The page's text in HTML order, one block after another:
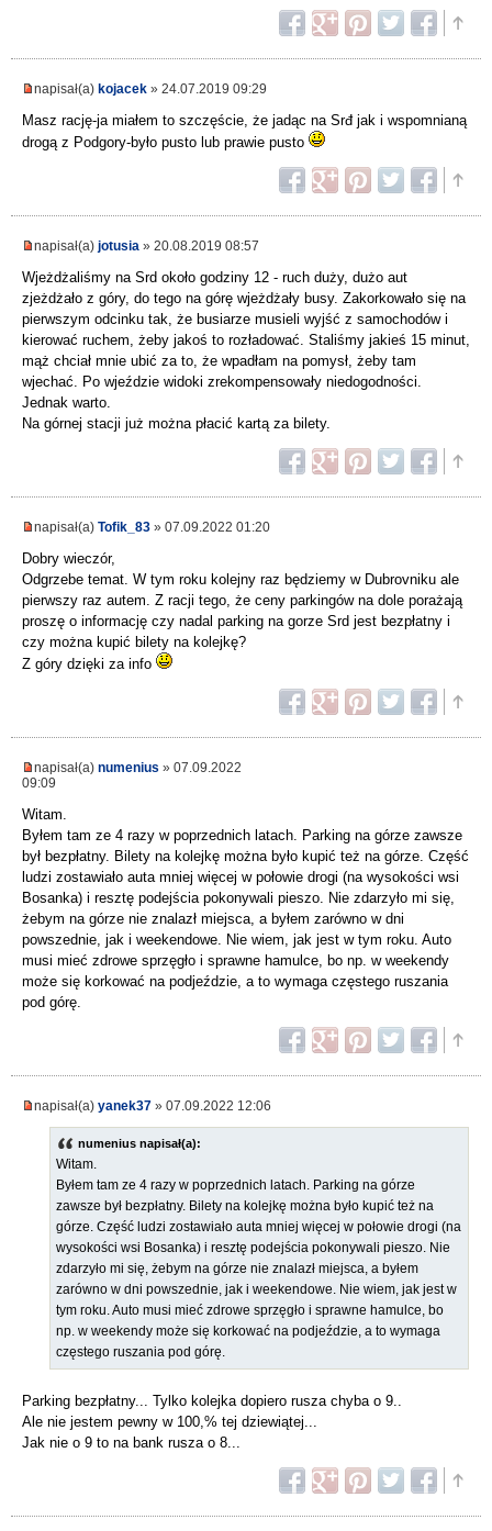
napisał(a) kojacek » 24.07.2019 09:29
Masz rację-ja miałem to szczęście, że jadąc na Srđ jak i wspomnianą
drogą z Podgory-było pusto lub prawie pusto
napisał(a) jotusia » 20.08.2019 08:57
Wjeżdżaliśmy na Srd około godziny 12 - ruch duży, dużo aut
zjeżdżało z góry, do tego na górę wjeżdżały busy. Zakorkowało się na
pierwszym odcinku tak, że busiarze musieli wyjść z samochodów i
kierować ruchem, żeby jakoś to rozładować. Staliśmy jakieś 15 minut,
mąż chciał mnie ubić za to, że wpadłam na pomysł, żeby tam
wjechać. Po wjeździe widoki zrekompensowały niedogodności.
Jednak warto.
Na górnej stacji już można płacić kartą za bilety.
napisał(a) Tofik_83 » 07.09.2022 01:20
Dobry wieczór,
Odgrzebe temat. W tym roku kolejny raz będziemy w Dubrovniku ale
pierwszy raz autem. Z racji tego, że ceny parkingów na dole porażają
proszę o informację czy nadal parking na gorze Srd jest bezpłatny i
czy można kupić bilety na kolejkę?
Z góry dzięki za info
napisał(a) numenius » 07.09.2022
09:09
Witam.
Byłem tam ze 4 razy w poprzednich latach. Parking na górze zawsze
był bezpłatny. Bilety na kolejkę można było kupić też na górze. Część
ludzi zostawiało auta mniej więcej w połowie drogi (na wysokości wsi
Bosanka) i resztę podejścia pokonywali pieszo. Nie zdarzyło mi się,
żebym na górze nie znalazł miejsca, a byłem zarówno w dni
powszednie, jak i weekendowe. Nie wiem, jak jest w tym roku. Auto
musi mieć zdrowe sprzęgło i sprawne hamulce, bo np. w weekendy
może się korkować na podjeździe, a to wymaga częstego ruszania
pod górę.
napisał(a) yanek37 » 07.09.2022 12:06
numenius napisał(a):
Witam.
Byłem tam ze 4 razy w poprzednich latach. Parking na górze
zawsze był bezpłatny. Bilety na kolejkę można było kupić też na
górze. Część ludzi zostawiało auta mniej więcej w połowie drogi (na
wysokości wsi Bosanka) i resztę podejścia pokonywali pieszo. Nie
zdarzyło mi się, żebym na górze nie znalazł miejsca, a byłem
zarówno w dni powszednie, jak i weekendowe. Nie wiem, jak jest w
tym roku. Auto musi mieć zdrowe sprzęgło i sprawne hamulce, bo
np. w weekendy może się korkować na podjeździe, a to wymaga
częstego ruszania pod górę.
Parking bezpłatny... Tylko kolejka dopiero rusza chyba o 9..
Ale nie jestem pewny w 100,% tej dziewiątej...
Jak nie o 9 to na bank rusza o 8...